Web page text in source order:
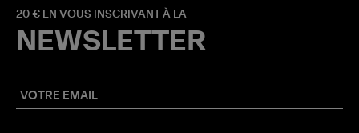
20 € EN VOUS INSCRIVANT À LA
NEWSLETTER